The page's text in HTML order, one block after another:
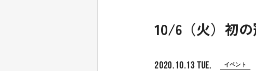
10/6（火）初
2020.10.13 TUE. イベント